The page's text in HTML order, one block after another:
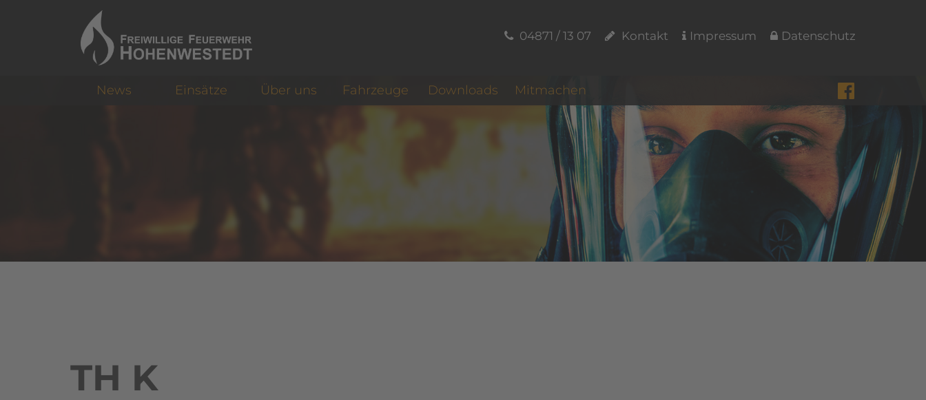
04871 / 13 07 Kontakt Impressum Datenschutz
News Einsätze Über uns Fahrzeuge Downloads Mitmachen
TH K